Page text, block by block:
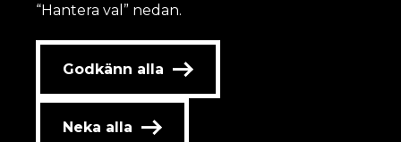
Om webbplatsen och kakor
Tillgänglighet
Redovisning av statlig annonsering
Kontakta oss
Jobba hos oss
“Hantera val” nedan.
Godkänn alla
Neka alla